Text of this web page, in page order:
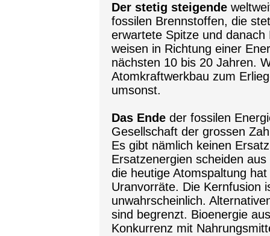
Der stetig steigende
fossilen Brennstoffen, die
erwartete Spitze und
weisen in Richtung einer
nächsten 10 bis 20 Jahren.
Atomkraftwerkbau zum
umsonst.
Das Ende der fossilen
Gesellschaft der grossen
Es gibt nämlich keinen
Ersatzenergien scheiden
die heutige Atomspaltung
Uranvorräte. Die Kernfusion
unwahrscheinlich.
sind begrenzt. Bioenergie
Konkurrenz mit